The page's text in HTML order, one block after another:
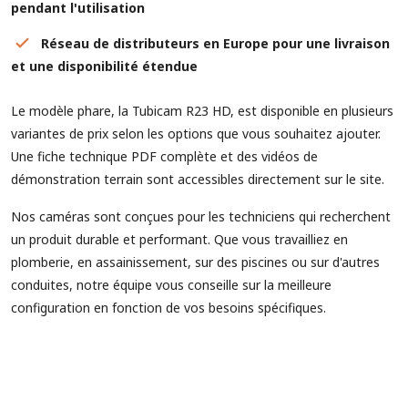
pendant l'utilisation
Réseau de distributeurs en Europe pour une livraison
et une disponibilité étendue
Le modèle phare, la Tubicam R23 HD, est disponible en plusieurs
variantes de prix selon les options que vous souhaitez ajouter.
Une fiche technique PDF complète et des vidéos de
démonstration terrain sont accessibles directement sur le site.
Nos caméras sont conçues pour les techniciens qui recherchent
un produit durable et performant. Que vous travailliez en
plomberie, en assainissement, sur des piscines ou sur d'autres
conduites, notre équipe vous conseille sur la meilleure
configuration en fonction de vos besoins spécifiques.